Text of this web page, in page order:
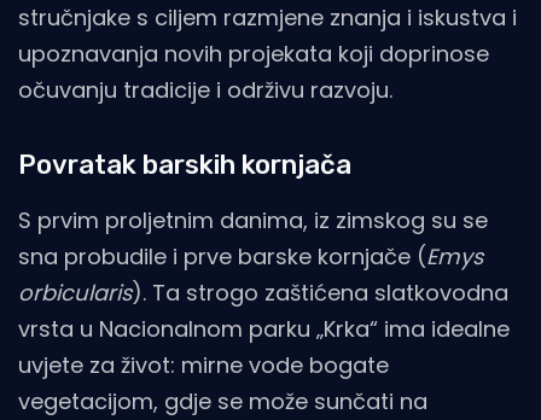
stručnjake s ciljem razmjene znanja i iskustva i
upoznavanja novih projekata koji doprinose
očuvanju tradicije i održivu razvoju.
Povratak barskih kornjača
S prvim proljetnim danima, iz zimskog su se
sna probudile i prve barske kornjače (Emys
orbicularis). Ta strogo zaštićena slatkovodna
vrsta u Nacionalnom parku „Krka“ ima idealne
uvjete za život: mirne vode bogate
vegetacijom, gdje se može sunčati na